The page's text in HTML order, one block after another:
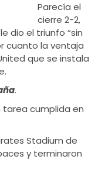
Parecía el
cierre 2-2,
dio el triunfo “sin
cuanto la ventaja
que se instala
.
tarea cumplida en
Stadium de
y terminaron